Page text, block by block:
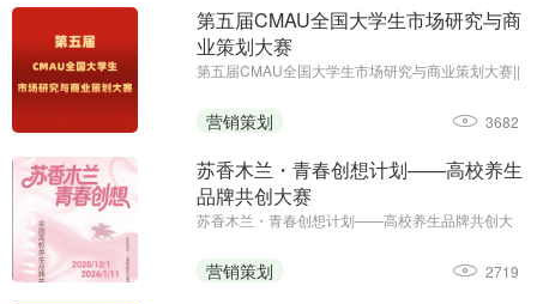
第五届CMAU全国大学生市场研究与商
业策划大赛
第五届CMAU全国大学生市场研究与商业策划大赛||
（www.cmau.org.cn）、Credamo见数
（www.credamo.com）
营销策划 3682
苏香木兰・青春创想计划——高校养生
品牌共创大赛
苏香木兰・青春创想计划——高校养生品牌共创大
海苏香木兰健康科技有限公司
营销策划 2719